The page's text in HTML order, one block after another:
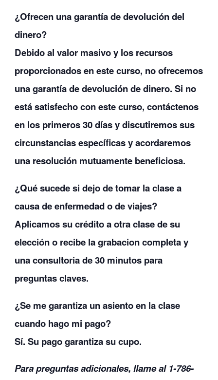
¿Ofrecen una garantía de devolución del
dinero?
Debido al valor masivo y los recursos
proporcionados en este curso, no ofrecemos
una garantía de devolución de dinero. Si no
está satisfecho con este curso, contáctenos
en los primeros 30 días y discutiremos sus
circunstancias específicas y acordaremos
una resolución mutuamente beneficiosa.
¿Qué sucede si dejo de tomar la clase a
causa de enfermedad o de viajes?
Aplicamos su crédito a otra clase de su
elección o recibe la grabacion completa y
una consultoria de 30 minutos para
preguntas claves.
¿Se me garantiza un asiento en la clase
cuando hago mi pago?
Sí. Su pago garantiza su cupo.
Para preguntas adicionales, llame al 1-786-